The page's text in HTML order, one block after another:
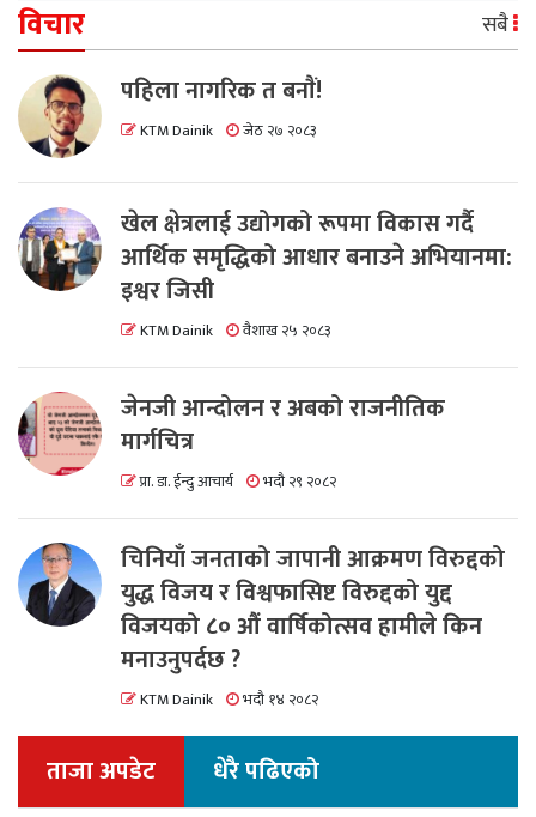
विचार सबै
पहिला नागरिक त बनाैं!
KTM Dainik जेठ २७ २०८३
खेल क्षेत्रलाई उद्योगको रूपमा विकास गर्दै
आर्थिक समृद्धिको आधार बनाउने अभियानमा:
इश्वर जिसी
KTM Dainik वैशाख २५ २०८३
जेनजी आन्दोलन र अबको राजनीतिक
मार्गचित्र
प्रा. डा. ईन्दु आचार्य भदौ २९ २०८२
चिनियाँ जनताको जापानी आक्रमण विरुद्दको
युद्ध विजय र विश्वफासिष्ट विरुद्दको युद्द
विजयको ८० औं वार्षिकोत्सव हामीले किन
मनाउनुपर्दछ ?
KTM Dainik भदौ १४ २०८२
ताजा अपडेट धेरै पढिएको